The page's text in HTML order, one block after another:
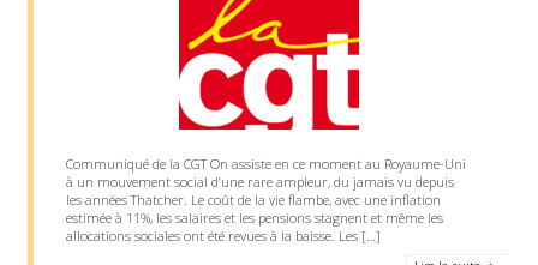
Communiqué de la CGT On assiste en ce moment au Royaume-Uni
à un mouvement social d’une rare ampleur, du jamais vu depuis
les années Thatcher. Le coût de la vie flambe, avec une inflation
estimée à 11%, les salaires et les pensions stagnent et même les
allocations sociales ont été revues à la baisse. Les […]